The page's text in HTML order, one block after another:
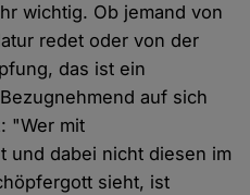
wichtig. Ob jemand von
redet oder von der
das ist ein
auf sich
"Wer mit
und dabei nicht diesen im
sieht, ist